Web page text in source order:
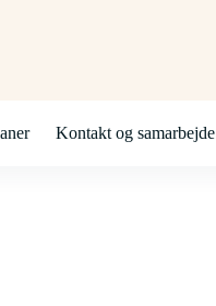
Kontakt og samarbejde